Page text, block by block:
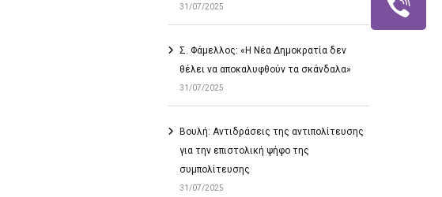
31/07/2025
Σ. Φάμελλος: «Η Νέα Δημοκρατία δεν
θέλει να αποκαλυφθούν τα σκάνδαλα»
31/07/2025
Βουλή: Αντιδράσεις της αντιπολίτευσης
για την επιστολική ψήφο της
συμπολίτευσης
31/07/2025